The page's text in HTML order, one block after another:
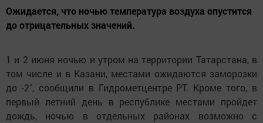
Ожидается, что ночью температура воздуха опустится
до отрицательных значений.
1 и 2 июня ночью и утром на территории Татарстана, в
том числе и в Казани, местами ожидаются заморозки
до -2˚, сообщили в Гидрометцентре РТ. Кроме того, в
первый летний день в республике местами пройдет
дождь, ночью в отдельных районах возможно с